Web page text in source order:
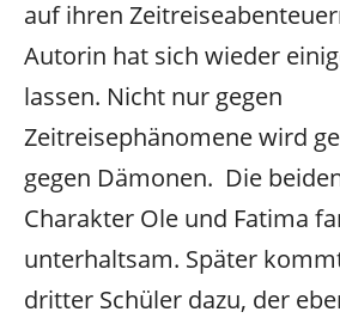
auf ihren
Autorin hat sich wieder
lassen. Nicht nur gegen
Zeitreisephänomene wird
gegen Dämonen. Die
Charakter Ole und Fatima
unterhaltsam. Später
dritter Schüler dazu, der